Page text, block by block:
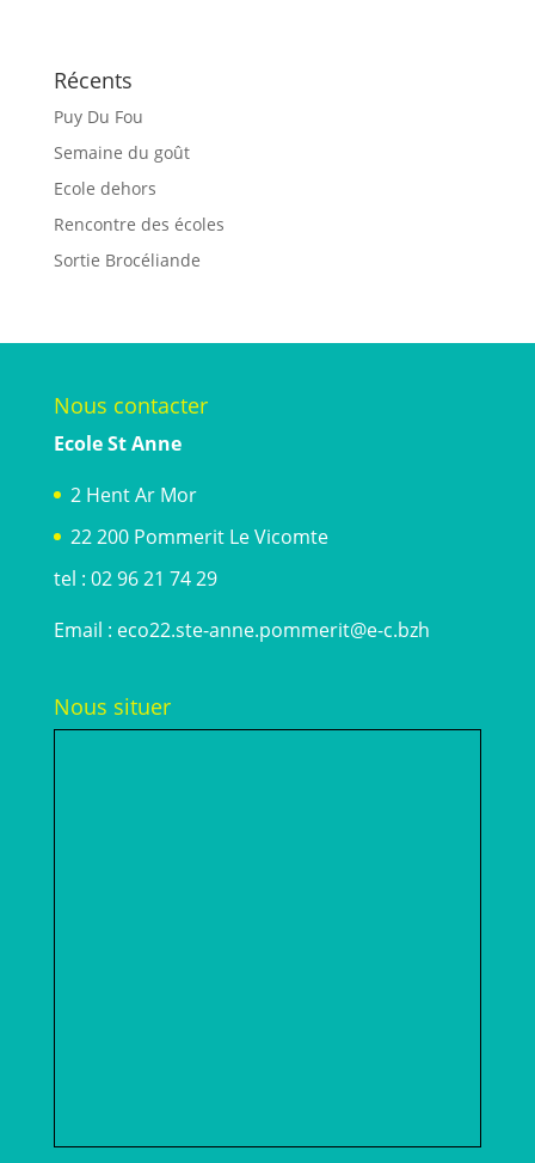
Récents
Puy Du Fou
Semaine du goût
Ecole dehors
Rencontre des écoles
Sortie Brocéliande
Nous contacter
Ecole St Anne
2 Hent Ar Mor
22 200 Pommerit Le Vicomte
tel : 02 96 21 74 29
Email : eco22.ste-anne.pommerit@e-c.bzh
Nous situer